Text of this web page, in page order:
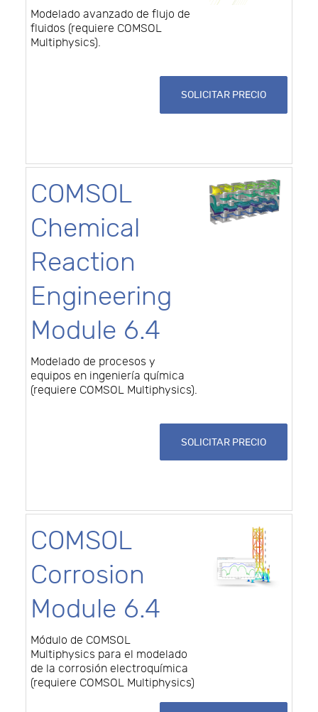
Modelado avanzado de flujo de
fluidos (requiere COMSOL
Multiphysics).
SOLICITAR PRECIO
COMSOL
Chemical
Reaction
Engineering
Module 6.4
Modelado de procesos y
equipos en ingeniería química
(requiere COMSOL Multiphysics).
SOLICITAR PRECIO
COMSOL
Corrosion
Module 6.4
Módulo de COMSOL
Multiphysics para el modelado
de la corrosión electroquímica
(requiere COMSOL Multiphysics)